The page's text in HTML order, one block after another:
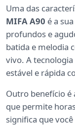
Uma das
MIFA A90 é a
profundos e
batida e melodia
vivo. A
estável e rápida
Outro benefício é
que permite
significa que